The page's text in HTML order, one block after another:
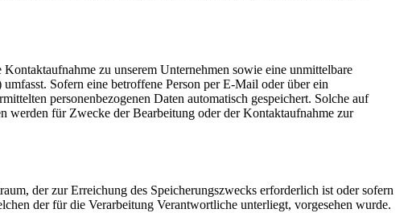
zu unserem Unternehmen sowie eine unmittelbare
Sofern eine betroffene Person per E-Mail oder über ein
personenbezogenen Daten automatisch gespeichert. Solche auf
werden für Zwecke der Bearbeitung oder der Kontaktaufnahme zur
der zur Erreichung des Speicherungszwecks erforderlich ist oder sofern
der für die Verarbeitung Verantwortliche unterliegt, vorgesehen wurde.